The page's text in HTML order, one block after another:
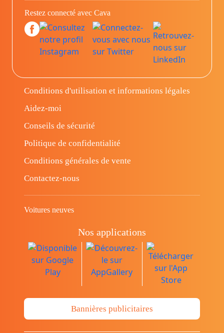
Restez connecté avec Cava
Conditions d'utilisation et informations légales
Aidez-moi
Conseils de sécurité
Politique de confidentialité
Conditions générales de vente
Contactez-nous
Voitures neuves
Nos applications
Bannières publicitaires